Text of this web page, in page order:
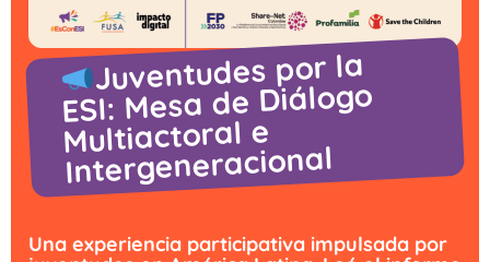
Juventudes por la
ESI: Mesa de Diálogo
Multiactoral e
Intergeneracional
Una experiencia participativa impulsada por